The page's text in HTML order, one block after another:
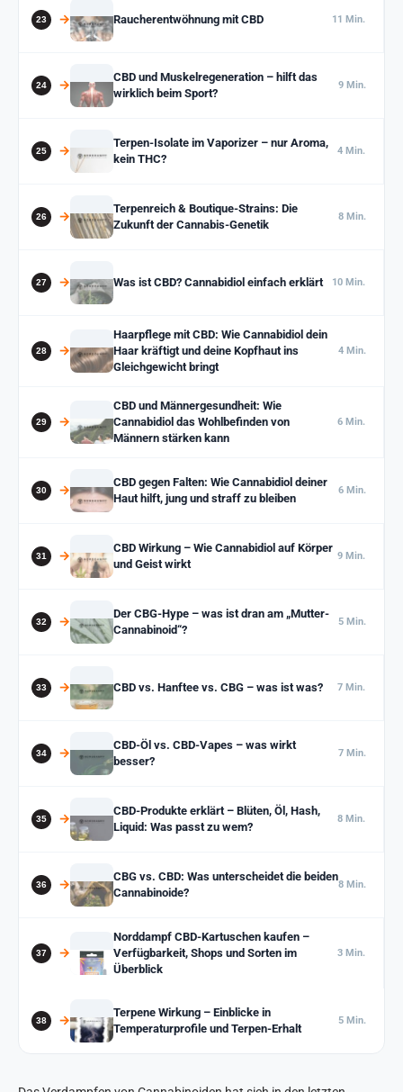
Raucherentwöhnung mit CBD 11 Min.
CBD und Muskelregeneration – hilft das
wirklich beim Sport?
9 Min.
Terpen-Isolate im Vaporizer – nur Aroma,
kein THC?
4 Min.
Terpenreich & Boutique-Strains: Die
Zukunft der Cannabis-Genetik
8 Min.
Was ist CBD? Cannabidiol einfach erklärt 10 Min.
Haarpflege mit CBD: Wie Cannabidiol dein
Haar kräftigt und deine Kopfhaut ins
Gleichgewicht bringt
4 Min.
CBD und Männergesundheit: Wie
Cannabidiol das Wohlbefinden von
Männern stärken kann
6 Min.
CBD gegen Falten: Wie Cannabidiol deiner
Haut hilft, jung und straff zu bleiben
6 Min.
CBD Wirkung – Wie Cannabidiol auf Körper
und Geist wirkt
9 Min.
Der CBG-Hype – was ist dran am „Mutter-
Cannabinoid“?
5 Min.
CBD vs. Hanftee vs. CBG – was ist was? 7 Min.
CBD-Öl vs. CBD-Vapes – was wirkt
besser?
7 Min.
CBD-Produkte erklärt – Blüten, Öl, Hash,
Liquid: Was passt zu wem?
8 Min.
CBG vs. CBD: Was unterscheidet die beiden
Cannabinoide?
8 Min.
Norddampf CBD-Kartuschen kaufen –
Verfügbarkeit, Shops und Sorten im
Überblick
3 Min.
Terpene Wirkung – Einblicke in
Temperaturprofile und Terpen-Erhalt
5 Min.